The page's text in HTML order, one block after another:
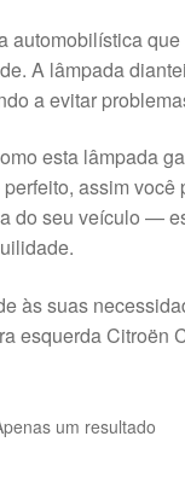
automobilística
A lâmpada
a evitar
esta lâmpada
assim
do seu veículo —
às suas
esquerda Citroën
um resultado